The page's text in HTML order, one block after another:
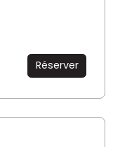
Réserver